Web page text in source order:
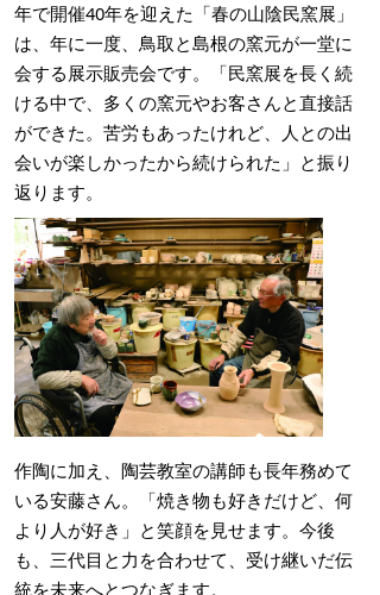
年で開催40年を迎えた「春の山陰民窯展」
は、年に一度、鳥取と島根の窯元が一堂に
会する展示販売会です。「民窯展を長く続
ける中で、多くの窯元やお客さんと直接話
ができた。苦労もあったけれど、人との出
会いが楽しかったから続けられた」と振り
返ります。
作陶に加え、陶芸教室の講師も長年務めて
いる安藤さん。「焼き物も好きだけど、何
より人が好き」と笑顔を見せます。今後
も、三代目と力を合わせて、受け継いだ伝
統を未来へとつなぎます。